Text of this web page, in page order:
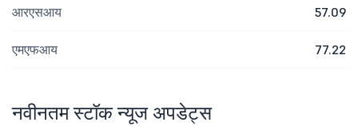
आरएसआय 57.09
एमएफआय 77.22
नवीनतम स्टॉक न्यूज अपडेट्स